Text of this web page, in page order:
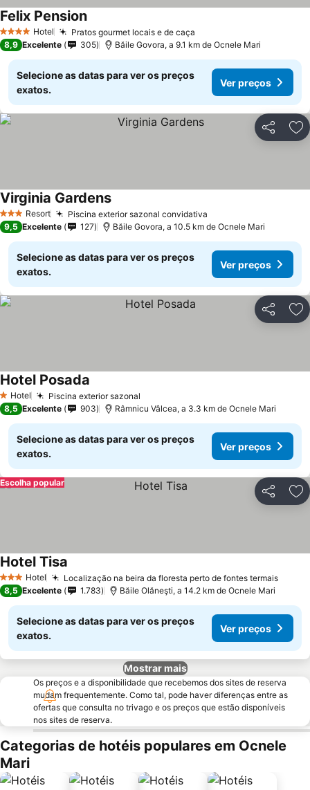
4 EstrelasHotel Pratos gourmet locais e de caça
Felix Pension
8,9 Excelente 305 Băile Govora, a 9.1 km de Ocnele Mari
Selecione as datas para ver os preços
exatos.
Ver preços
Partilhar
3 EstrelasResort Piscina exterior sazonal convidativa
Virginia Gardens
9,5 Excelente 127 Băile Govora, a 10.5 km de Ocnele Mari
Selecione as datas para ver os preços
exatos.
Ver preços
Partilhar
1 Estrelas
Hotel Piscina exterior sazonal
Hotel Posada
8,5 Excelente 903 Râmnicu Vâlcea, a 3.3 km de Ocnele Mari
Selecione as datas para ver os preços
exatos.
Ver preços
Partilhar
Escolha popular
3 EstrelasHotel Localização na beira da floresta perto de fontes termais
Hotel Tisa
8,5 Excelente 1.783 Băile Olăneşti, a 14.2 km de Ocnele Mari
Selecione as datas para ver os preços
exatos.
Ver preços
Mostrar mais
Os preços e a disponibilidade que recebemos dos sites de reserva
mudam frequentemente. Como tal, pode haver diferenças entre as
ofertas que consulta no trivago e os preços que estão disponíveis
nos sites de reserva.
Categorias de hotéis populares em Ocnele
Mari